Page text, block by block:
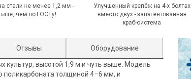
стали не менее 1,2 мм -
чем по ГОСТу!
Улучшенный крепёж на 4-х болтах
вместо двух - запатентованная
краб-система
Отзывы Оборудование
культур, высотой 1,9 м и чуть выше. Модель
поликарбоната толщиной 4–6 мм, и